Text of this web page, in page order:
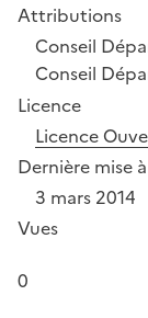
Attributions
Conseil
Conseil
Licence
Licence
Dernière mise
3 mars 2014
Vues
0